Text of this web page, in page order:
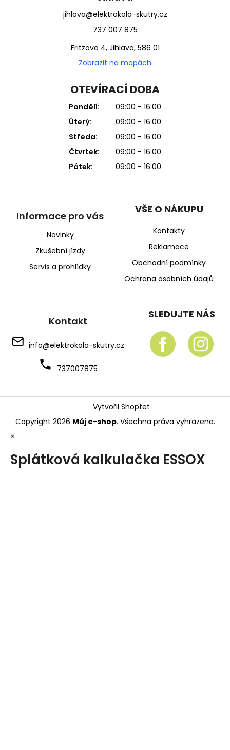
jihlava@elektrokola-skutry.cz
737 007 875
Fritzova 4, Jihlava, 586 01
Zobrazit na mapách
OTEVÍRACÍ DOBA
Pondělí:
09:00 - 16:00
Úterý:
09:00 - 16:00
Středa:
09:00 - 16:00
Čtvrtek:
09:00 - 16:00
Pátek:
09:00 - 16:00
Informace pro vás
Novinky
Zkušební jízdy
Servis a prohlídky
VŠE O NÁKUPU
Kontakty
Reklamace
Obchodní podmínky
Ochrana osobních údajů
Kontakt
info@elektrokola-skutry.cz
737007875
SLEDUJTE NÁS
Vytvořil Shoptet
Copyright 2026 Můj e-shop. Všechna práva vyhrazena.
×
Splátková kalkulačka ESSOX